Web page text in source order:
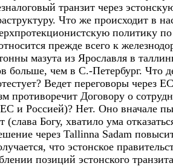
транзит через
Что же происходит в
политику
прежде всего к
мазута из Ярославля в
больше, чем в С.-Петербург. Что
Ведет переговоры через
противоречит Договору о
и Россией)? Нет. Оно вначале
(слава Богу, хватило ума
через Tallinna Sadam
что эстонское
позиций эстонского